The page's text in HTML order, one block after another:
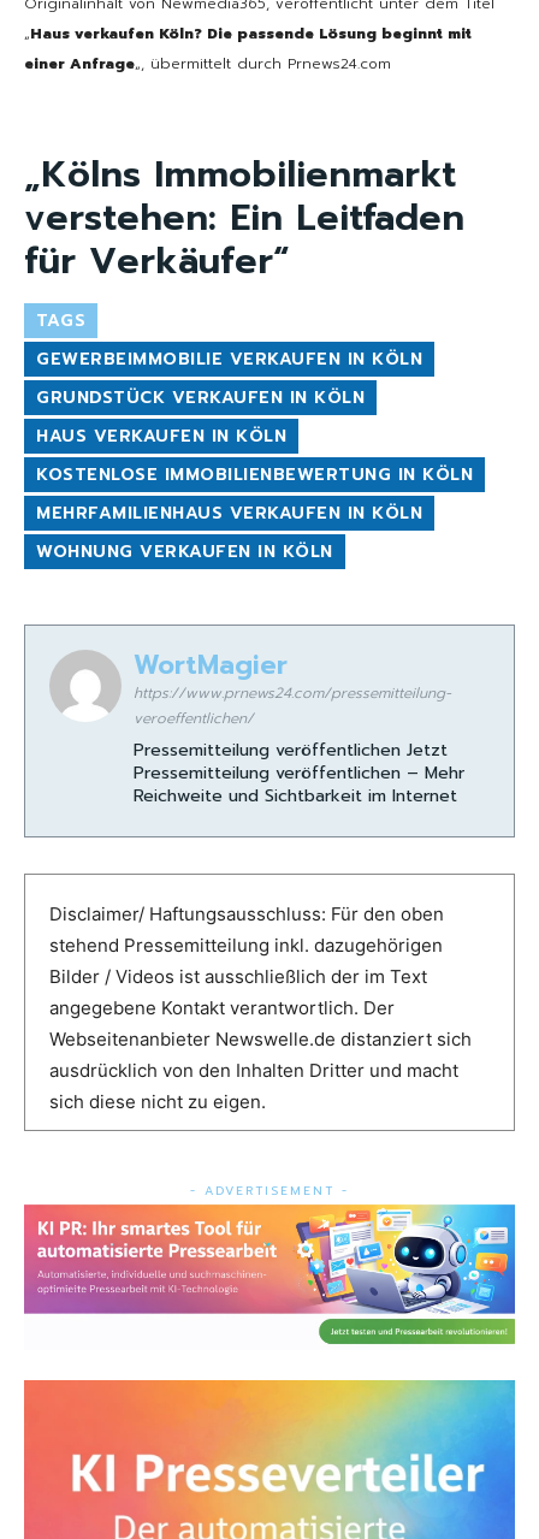
„Haus verkaufen Köln? Die passende Lösung beginnt mit
einer Anfrage„, übermittelt durch Prnews24.com
„Kölns Immobilienmarkt
verstehen: Ein Leitfaden
für Verkäufer“
TAGS
GEWERBEIMMOBILIE VERKAUFEN IN KÖLN
GRUNDSTÜCK VERKAUFEN IN KÖLN
HAUS VERKAUFEN IN KÖLN
KOSTENLOSE IMMOBILIENBEWERTUNG IN KÖLN
MEHRFAMILIENHAUS VERKAUFEN IN KÖLN
WOHNUNG VERKAUFEN IN KÖLN
WortMagier
https://www.prnews24.com/pressemitteilung-
veroeffentlichen/
Pressemitteilung veröffentlichen Jetzt
Pressemitteilung veröffentlichen – Mehr
Reichweite und Sichtbarkeit im Internet
Disclaimer/ Haftungsausschluss: Für den oben
stehend Pressemitteilung inkl. dazugehörigen
Bilder / Videos ist ausschließlich der im Text
angegebene Kontakt verantwortlich. Der
Webseitenanbieter Newswelle.de distanziert sich
ausdrücklich von den Inhalten Dritter und macht
sich diese nicht zu eigen.
- ADVERTISEMENT -